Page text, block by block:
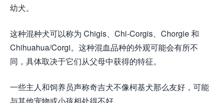
幼犬。
这种混种犬可以称为 Chigis、Chi-Corgis、Chorgie 和
Chihuahua/Corgi。这种混血品种的外观可能会有所不
同，具体取决于它们从父母中获得的特征。
一些主人和饲养员声称奇吉犬不像柯基犬那么友好，可能